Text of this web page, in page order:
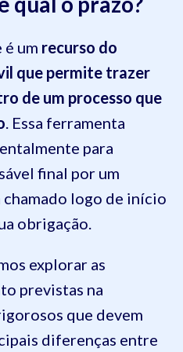
um recurso do
que permite trazer
de um processo que
. Essa ferramenta
para
final por um
logo de início
obrigação.
explorar as
previstas na
que devem
diferenças entre